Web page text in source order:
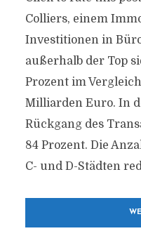
Colliers, einem
Investitionen in
außerhalb der Top
Prozent im
Milliarden Euro. In
Rückgang des
84 Prozent. Die
C- und D-Städten